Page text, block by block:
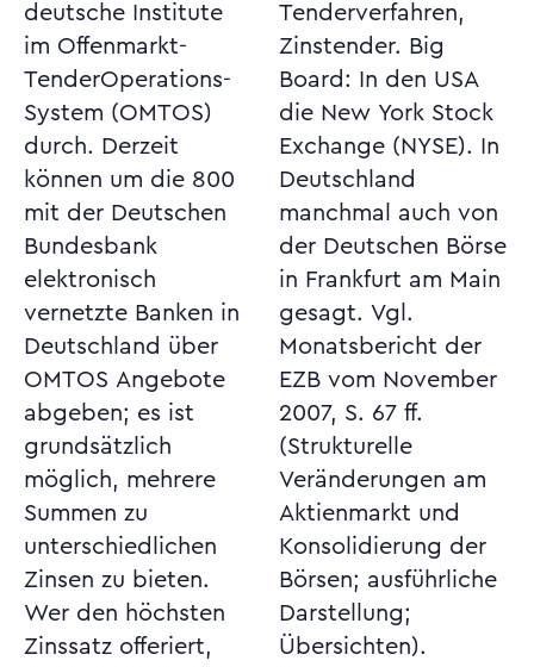
deutsche Institute
im Offenmarkt-
TenderOperations-
System (OMTOS)
durch. Derzeit
können um die 800
mit der Deutschen
Bundesbank
elektronisch
vernetzte Banken in
Deutschland über
OMTOS Angebote
abgeben; es ist
grundsätzlich
möglich, mehrere
Summen zu
unterschiedlichen
Zinsen zu bieten.
Wer den höchsten
Zinssatz offeriert,
Tenderverfahren,
Zinstender. Big
Board: In den USA
die New York Stock
Exchange (NYSE). In
Deutschland
manchmal auch von
der Deutschen Börse
in Frankfurt am Main
gesagt. Vgl.
Monatsbericht der
EZB vom November
2007, S. 67 ff.
(Strukturelle
Veränderungen am
Aktienmarkt und
Konsolidierung der
Börsen; ausführliche
Darstellung;
Übersichten).